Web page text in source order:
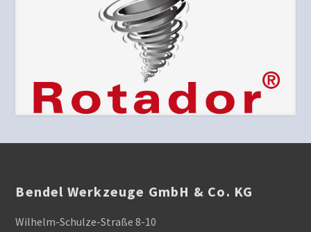
Bendel Werkzeuge GmbH & Co. KG
Wilhelm-Schulze-Straße 8-10